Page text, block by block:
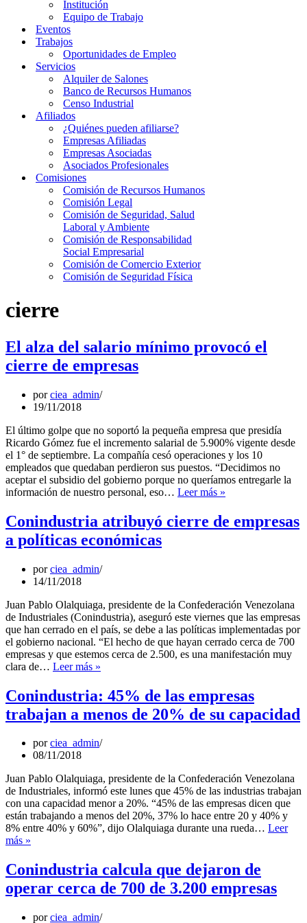
Institución
Equipo de Trabajo
Eventos
Trabajos
Oportunidades de Empleo
Servicios
Alquiler de Salones
Banco de Recursos Humanos
Censo Industrial
Afiliados
¿Quiénes pueden afiliarse?
Empresas Afiliadas
Empresas Asociadas
Asociados Profesionales
Comisiones
Comisión de Recursos Humanos
Comisión Legal
Comisión de Seguridad, Salud
Laboral y Ambiente
Comisión de Responsabilidad
Social Empresarial
Comisión de Comercio Exterior
Comisión de Seguridad Física
cierre
El alza del salario mínimo provocó el
cierre de empresas
porciea_admin
19/11/2018
El último golpe que no soportó la pequeña empresa que presidía
Ricardo Gómez fue el incremento salarial de 5.900% vigente desde
el 1° de septiembre. La compañía cesó operaciones y los 10
empleados que quedaban perdieron sus puestos. “Decidimos no
aceptar el subsidio del gobierno porque no queríamos entregarle la
información de nuestro personal, eso… Leer más »
salario
empresas
Conindustria atribuyó cierre de empresas
a políticas económicas
porciea_admin
14/11/2018
Juan Pablo Olalquiaga, presidente de la Confederación Venezolana
de Industriales (Conindustria), aseguró este viernes que las empresas
que han cerrado en el país, se debe a las políticas implementadas por
el gobierno nacional. “El hecho de que hayan cerrado cerca de 700
empresas y que estemos cerca de 2.500, es una manifestación muy
clara de… Leer más »
cierre
de
empresas
políticas
Conindustria: 45% de las empresas
trabajan a menos de 20% de su capacidad
porciea_admin
08/11/2018
Juan Pablo Olalquiaga, presidente de la Confederación Venezolana
de Industriales, informó este lunes que 45% de las industrias trabajan
con una capacidad menor a 20%. “45% de las empresas dicen que
están trabajando a menos del 20%, 37% lo hace entre 20 y 40% y
8% entre 40% y 60%”, dijo Olalquiaga durante una rueda… Leer
más »
de
las
empresas
a
Conindustria calcula que dejaron de
operar cerca de 700 de 3.200 empresas
porciea_admin